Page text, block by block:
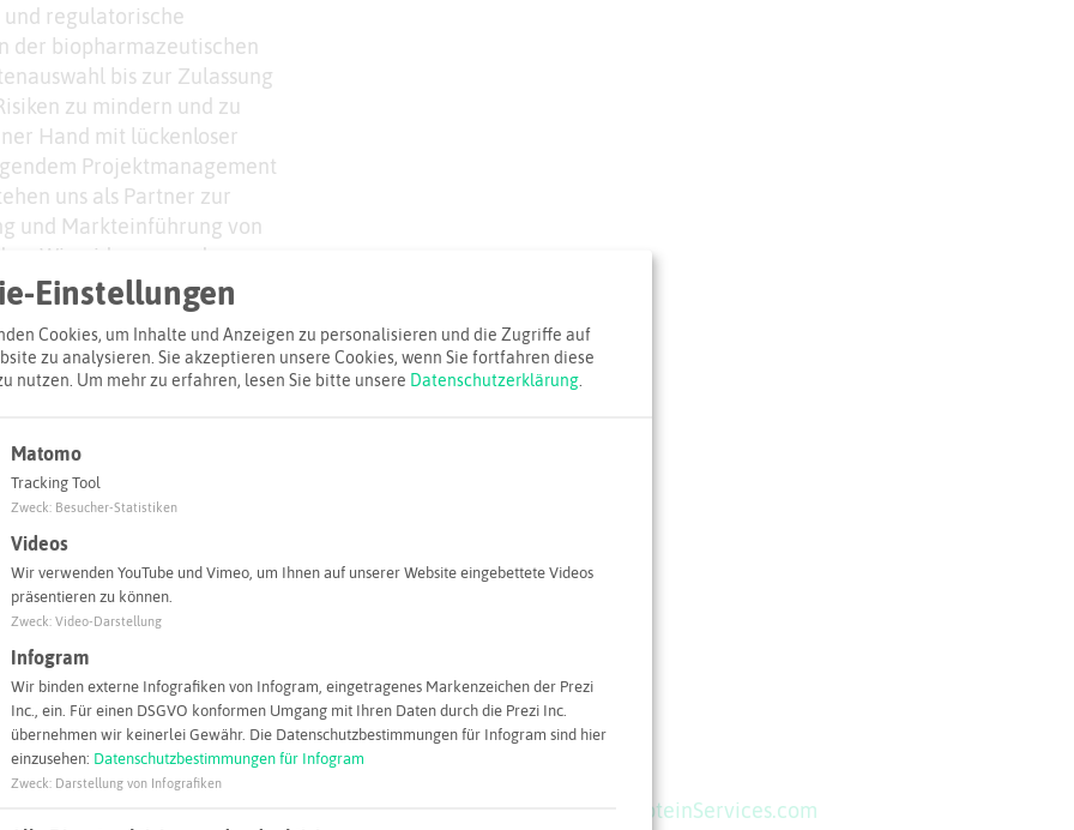
regulatorische
der biopharmazeutischen
bis zur Zulassung
zu mindern und zu
Hand mit lückenloser
Projektmanagement
uns als Partner zur
und Markteinführung von
Wir widmen uns der
und tragen mit
analytischer
zu umfassenden und
Mission ist es, den
durch
und dazu beizutragen, die
vom Klon bis zur
Protagen AG
Otto-Hahn-Straße 15
contact@ProtagenProteinServices.com
Einstellungen
Cookies, um Inhalte und Anzeigen zu personalisieren und die Zugriffe auf
zu analysieren. Sie akzeptieren unsere Cookies, wenn Sie fortfahren diese
nutzen. Um mehr zu erfahren, lesen Sie bitte unsere Datenschutzerklärung.
Matomo
Tracking Tool
Zweck: Besucher-Statistiken
Videos
Wir verwenden YouTube und Vimeo, um Ihnen auf unserer Website eingebettete Videos
präsentieren zu können.
Zweck: Video-Darstellung
Infogram
Wir binden externe Infografiken von Infogram, eingetragenes Markenzeichen der Prezi
Inc., ein. Für einen DSGVO konformen Umgang mit Ihren Daten durch die Prezi Inc.
übernehmen wir keinerlei Gewähr. Die Datenschutzbestimmungen für Infogram sind hier
einzusehen: Datenschutzbestimmungen für Infogram
Zweck: Darstellung von Infografiken